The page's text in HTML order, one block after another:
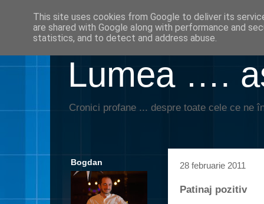
Lumea ….
Cronici profane ... despre toate cele ce ne
28 februarie 2011
Patinaj pozitiv
Bogdan
This site uses cookies from Google to deliver its
are shared with Google along with performance and
statistics, and to detect and address abuse.